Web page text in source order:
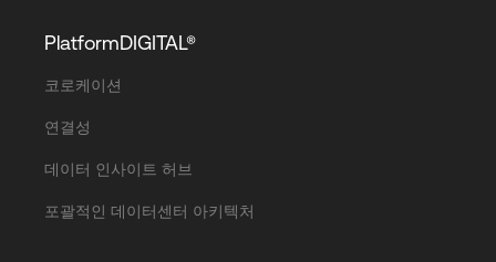
PlatformDIGITAL®
코로케이션
연결성
데이터 인사이트 허브
포괄적인 데이터센터 아키텍처